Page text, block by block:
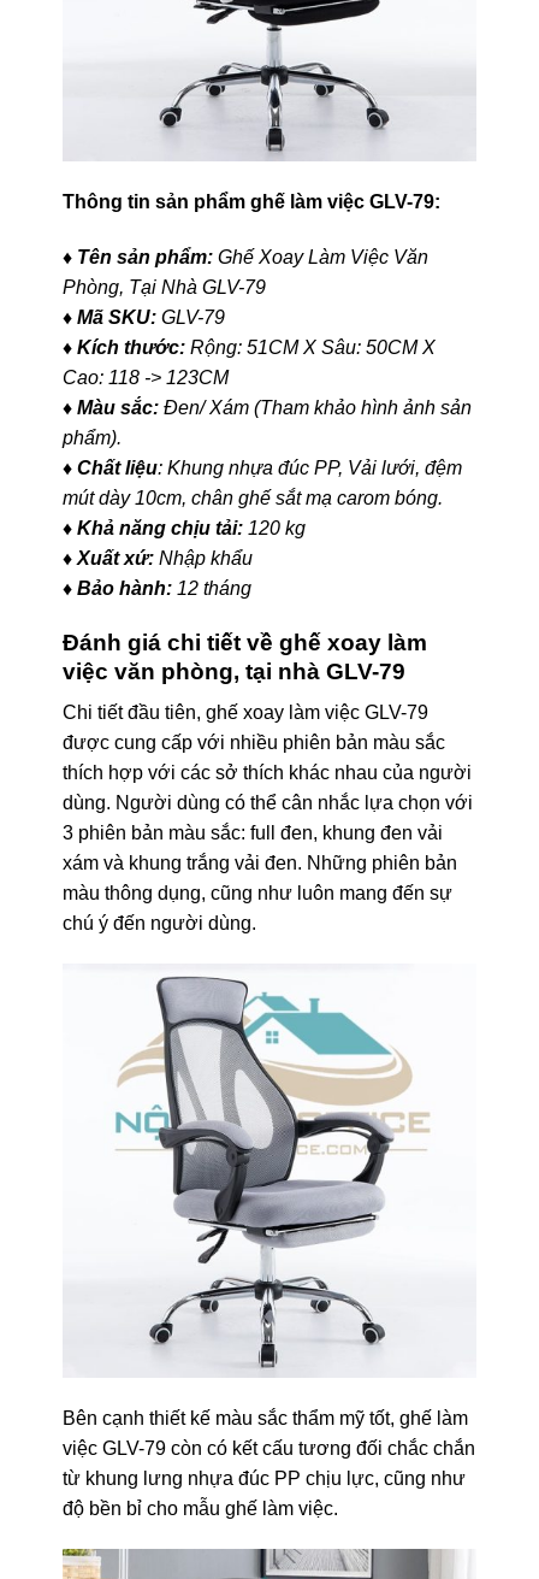
Thông tin sản phẩm ghế làm việc GLV-79:
♦ Tên sản phẩm:Ghế Xoay Làm Việc Văn
Phòng, Tại Nhà GLV-79
♦ Mã SKU:GLV-79
♦ Kích thước:Rộng: 51CM X Sâu: 50CM X
Cao: 118 -> 123CM
♦ Màu sắc:Đen/ Xám (Tham khảo hình ảnh sản
phẩm).
♦ Chất liệu: Khung nhựa đúc PP, Vải lưới, đệm
mút dày 10cm, chân ghế sắt mạ carom bóng.
♦ Khả năng chịu tải:120 kg
♦ Xuất xứ:Nhập khẩu
♦ Bảo hành:12 tháng
Đánh giá chi tiết về ghế xoay làm
việc văn phòng, tại nhà GLV-79
Chi tiết đầu tiên, ghế xoay làm việc GLV-79
được cung cấp với nhiều phiên bản màu sắc
thích hợp với các sở thích khác nhau của người
dùng. Người dùng có thể cân nhắc lựa chọn với
3 phiên bản màu sắc: full đen, khung đen vải
xám và khung trắng vải đen. Những phiên bản
màu thông dụng, cũng như luôn mang đến sự
chú ý đến người dùng.
Bên cạnh thiết kế màu sắc thẩm mỹ tốt, ghế làm
việc GLV-79 còn có kết cấu tương đối chắc chắn
từ khung lưng nhựa đúc PP chịu lực, cũng như
độ bền bỉ cho mẫu ghế làm việc.